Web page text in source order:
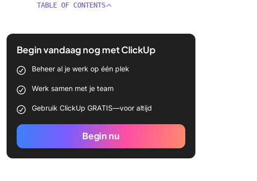
TABLE OF CONTENTS
Begin vandaag nog met ClickUp
Beheer al je werk op één plek
Werk samen met je team
Gebruik ClickUp GRATIS—voor altijd
Begin nu